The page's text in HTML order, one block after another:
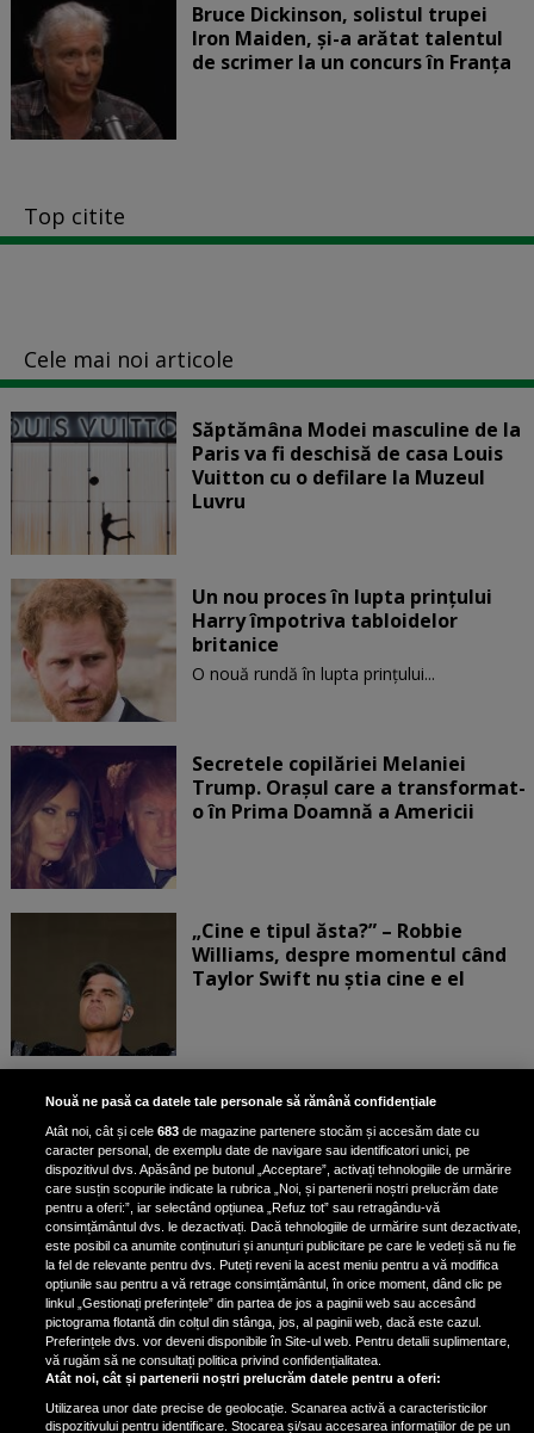
Bruce Dickinson, solistul trupei
Iron Maiden, şi-a arătat talentul
de scrimer la un concurs în Franţa
Top citite
Cele mai noi articole
Săptămâna Modei masculine de la
Paris va fi deschisă de casa Louis
Vuitton cu o defilare la Muzeul
Luvru
Un nou proces în lupta prinţului
Harry împotriva tabloidelor
britanice
O nouă rundă în lupta prinţului...
Secretele copilăriei Melaniei
Trump. Orașul care a transformat-
o în Prima Doamnă a Americii
„Cine e tipul ăsta?” – Robbie
Williams, despre momentul când
Taylor Swift nu știa cine e el
Bruce Dickinson, solistul trupei
Iron Maiden, şi-a arătat talentul
de scrimer la un concurs în Franţa
Nicki Minaj, acuzată de agresiune
de fostul manager: Detalii șocante
din proces
Nicki Minaj le-a lăudat pe...
Nouă ne pasă ca datele tale personale să rămână confidențiale
Atât noi, cât și cele683 de magazine partenere stocăm și accesăm date cu
caracter personal, de exemplu date de navigare sau identificatori unici, pe
dispozitivul dvs. Apăsând pe butonul „Acceptare”, activați tehnologiile de urmărire
care susțin scopurile indicate la rubrica „Noi, și partenerii noștri prelucrăm date
pentru a oferi:”, iar selectând opțiunea „Refuz tot” sau retragându-vă
consimțământul dvs. le dezactivați. Dacă tehnologiile de urmărire sunt dezactivate,
este posibil ca anumite conținuturi și anunțuri publicitare pe care le vedeți să nu fie
la fel de relevante pentru dvs. Puteți reveni la acest meniu pentru a vă modifica
opțiunile sau pentru a vă retrage consimțământul, în orice moment, dând clic pe
linkul „Gestionați preferințele” din partea de jos a paginii web sau accesând
pictograma flotantă din colțul din stânga, jos, al paginii web, dacă este cazul.
Preferințele dvs. vor deveni disponibile în Site-ul web. Pentru detalii suplimentare,
vă rugăm să ne consultați politica privind confidențialitatea.
Atât noi, cât și partenerii noștri prelucrăm datele pentru a oferi:
Utilizarea unor date precise de geolocație. Scanarea activă a caracteristicilor
dispozitivului pentru identificare. Stocarea și/sau accesarea informațiilor de pe un